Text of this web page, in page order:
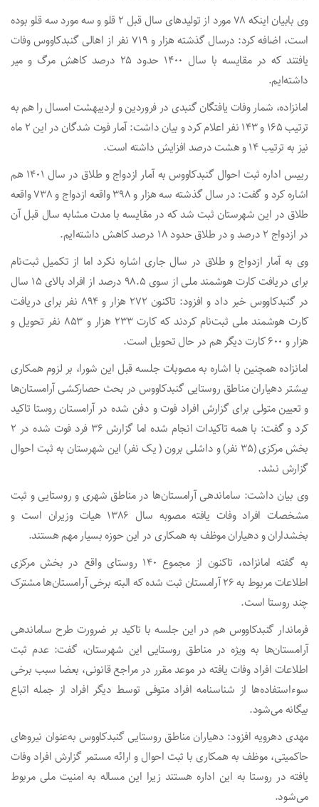
وی بابیان اینکه ۷۸ مورد از تولیدهای سال قبل ۲ قلو و سه مورد سه قلو بوده
است، اضافه کرد: درسال گذشته هزار و ۷۱۹ نفر از اهالی گنبدکاووس وفات
یافتند که در مقایسه با سال ۱۴۰۰ حدود ۲۵ درصد کاهش مرگ و میر
داشته‌ایم.
امانزاده، شمار وفات یافتگان گنبدی در فروردین و اردیبهشت امسال را هم به
ترتیب ۱۶۵ و ۱۴۳ نفر اعلام کرد و بیان داشت: آمار فوت شدگان در این ۲ ماه
نیز به ترتیب ۱۴ و هشت درصد افزایش داشته است.
رییس اداره ثبت احوال گنبدکاووس به آمار ازدواج و طلاق در سال ۱۴۰۱ هم
اشاره کرد و گفت: در سال گذشته سه هزار و ۳۹۸ واقعه ازدواج و ۷۳۸ واقعه
طلاق در این شهرستان ثبت شد که در مقایسه با مدت مشابه سال قبل آن
در ازدواج ۲ درصد و در طلاق حدود ۱۸ درصد کاهش داشته‌ایم.
وی به آمار ازدواج و طلاق در سال جاری اشاره نکرد اما از تکمیل ثبت‌نام
برای دریافت کارت هوشمند ملی از سوی ۹۸.۵ درصد از افراد بالای ۱۵ سال
در گنبدکاووس خبر داد و افزود: تاکنون ۲۷۲ هزار و ۸۹۴ نفر برای دریافت
کارت هوشمند ملی ثبت‌نام کردند که کارت ۲۳۳ هزار و ۸۵۳ نفر تحویل و
هزار و ۶۰۰ کارت دیگر هم در حال تحویل است.
امانزاده همچنین با اشاره به مصوبات جلسه قبل این شورا، بر لزوم همکاری
بیشتر دهیاران مناطق روستایی گنبدکاووس در بحث حصارکشی آرامستان‌ها
و تعیین متولی برای گزارش افراد فوت و دفن شده در آرامستان روستا تاکید
کرد و گفت: با همه تاکیدات انجام شده اما گزارش ۳۶ فرد فوت شده در ۲
بخش مرکزی (۳۵ نفر) و داشلی برون ( یک نفر) این شهرستان به ثبت احوال
گزارش نشد.
وی بیان داشت: ساماندهی آرامستان‌ها در مناطق شهری و روستایی و ثبت
مشخصات افراد وفات یافته مصوبه سال ۱۳۸۶ هیات وزیران است و
بخشداران و دهیاران موظف به همکاری در این حوزه بسیار مهم هستند.
به گفته امانزاده، تاکنون از مجموع ۱۴۰ روستای واقع در بخش مرکزی
اطلاعات مربوط به ۲۶ آرامستان ثبت شده که البته برخی آرامستان‌ها مشترک
چند روستا است.
فرماندار گنبدکاووس هم در این جلسه با تاکید بر ضرورت طرح ساماندهی
آرامستان‌ها به ویژه در مناطق روستایی این شهرستان، گفت: عدم ثبت
اطلاعات افراد وفات یافته در موعد مقرر در مراجع قانونی، بعضا سبب برخی
سوءاستفاده‌ها از شناسنامه افراد متوفی توسط دیگر افراد از جمله اتباع
بیگانه می‌شود.
مهدی دهرویه افزود: دهیاران مناطق روستایی گنبدکاووس به‌عنوان نیروهای
حاکمیتی، موظف به همکاری با ثبت احوال و ارائه مستمر گزارش افراد وفات
یافته در روستا به این اداره هستند زیرا این مساله به امنیت ملی مربوط
می‌شود.